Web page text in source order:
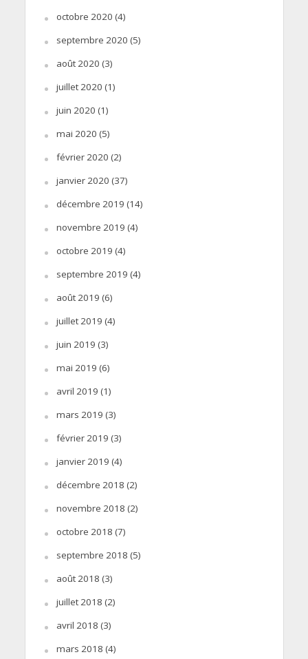
octobre 2020 (4)
septembre 2020 (5)
août 2020 (3)
juillet 2020 (1)
juin 2020 (1)
mai 2020 (5)
février 2020 (2)
janvier 2020 (37)
décembre 2019 (14)
novembre 2019 (4)
octobre 2019 (4)
septembre 2019 (4)
août 2019 (6)
juillet 2019 (4)
juin 2019 (3)
mai 2019 (6)
avril 2019 (1)
mars 2019 (3)
février 2019 (3)
janvier 2019 (4)
décembre 2018 (2)
novembre 2018 (2)
octobre 2018 (7)
septembre 2018 (5)
août 2018 (3)
juillet 2018 (2)
avril 2018 (3)
mars 2018 (4)